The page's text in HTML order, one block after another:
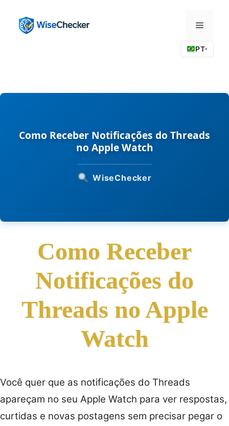
Menu
PT▾
Como Receber Notificações do Threads
no Apple Watch
WiseChecker
Como Receber
Notificações do
Threads no Apple
Watch
Você quer que as notificações do Threads
apareçam no seu Apple Watch para ver respostas,
curtidas e novas postagens sem precisar pegar o